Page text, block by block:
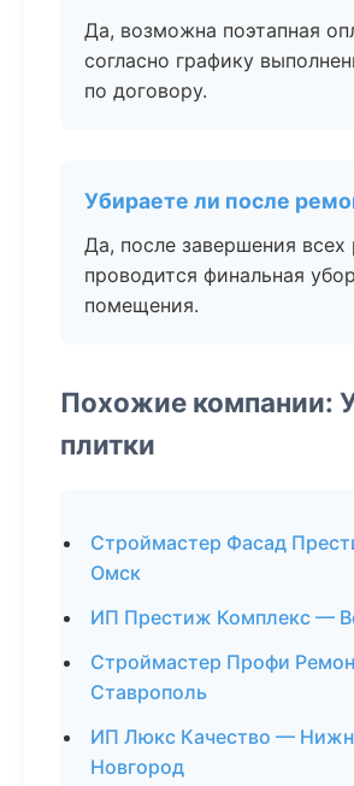
Да, возможна поэтапная
согласно графику
по договору.
Убираете ли после
Да, после завершения всех
проводится финальная
помещения.
Похожие компании:
плитки
Строймастер Фасад
Омск
ИП Престиж Комплекс —
Строймастер Профи
Ставрополь
ИП Люкс Качество —
Новгород